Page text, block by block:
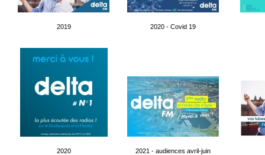
2019 2020 - Covid 19
2020 2021 - audiences avril-juin